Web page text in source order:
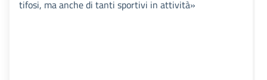
tifosi, ma anche di tanti sportivi in attività»